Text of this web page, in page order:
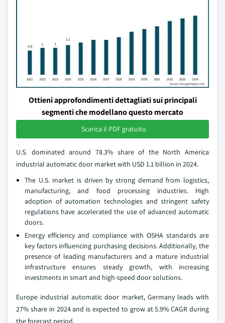
Ottieni approfondimenti dettagliati sui principali
segmenti che modellano questo mercato
Scarica il PDF gratuito
U.S. dominated around 78.3% share of the North America
industrial automatic door market with USD 1.1 billion in 2024.
The U.S. market is driven by strong demand from logistics,
manufacturing, and food processing industries. High
adoption of automation technologies and stringent safety
regulations have accelerated the use of advanced automatic
doors.
Energy efficiency and compliance with OSHA standards are
key factors influencing purchasing decisions. Additionally, the
presence of leading manufacturers and a mature industrial
infrastructure ensures steady growth, with increasing
investments in smart and high-speed door solutions.
Europe industrial automatic door market, Germany leads with
27% share in 2024 and is expected to grow at 5.9% CAGR during
the forecast period.